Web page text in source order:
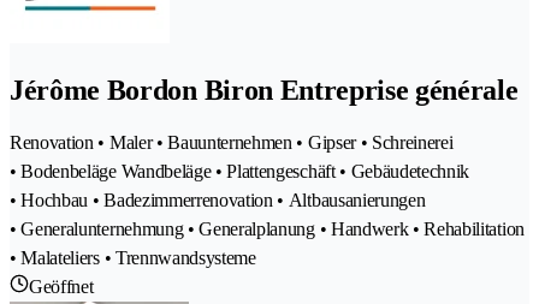
Jérôme Bordon Biron Entreprise générale
Renovation • Maler • Bauunternehmen • Gipser • Schreinerei
• Bodenbeläge Wandbeläge • Plattengeschäft • Gebäudetechnik
• Hochbau • Badezimmerrenovation • Altbausanierungen
• Generalunternehmung • Generalplanung • Handwerk • Rehabilitation
• Malateliers • Trennwandsysteme
Geöffnet